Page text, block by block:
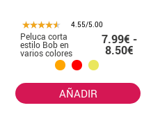
4.55/5.00
Peluca corta
estilo Bob en
varios colores
7.99€ -
8.50€
AÑADIR